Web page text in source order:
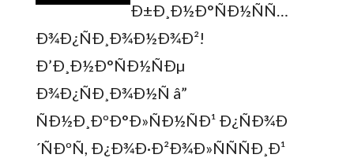
Ð±Ð¸Ð½Ð°ÑÐ½ÑÑ…
Ð¾Ð¿ÑÐ¸Ð¾Ð½Ð¾Ð²!
Ð’Ð¸Ð½Ð°ÑÐ½ÑÐµ
Ð¾Ð¿ÑÐ¸Ð¾Ð½Ñ â”
ÑÐ½Ð¸ÐºÐ°Ð»ÑÐ½ÑÐ¹ Ð¿ÑÐ¾Ð
´ÑÐºÑ, Ð¿Ð¾Ð·Ð²Ð¾Ð»ÑÑÑÐ¸Ð¹